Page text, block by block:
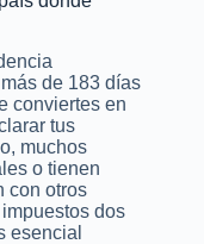
de 183 días
conviertes en
tus
muchos
o tienen
con otros
dos
esencial